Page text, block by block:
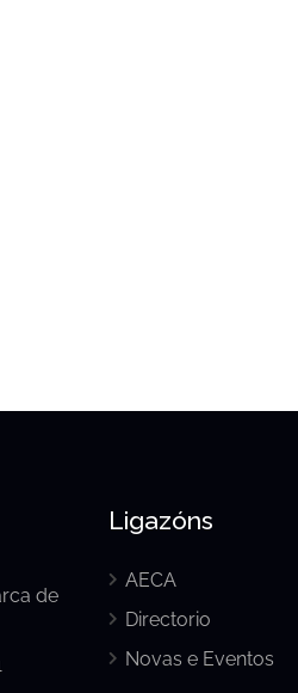
de
Ligazóns
AECA
Directorio
Novas e Eventos